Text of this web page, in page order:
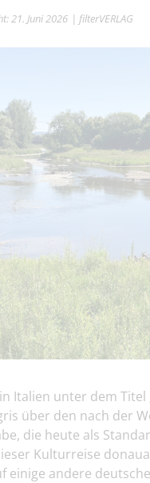
21. Juni 2026 | filterVERLAG
Italien unter dem
über den nach der
die heute als
Kulturreise
einige andere